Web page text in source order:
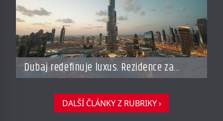
Dubaj redefinuje luxus. Rezidence za
miliardy dnes připomínají soukromé
resorty budoucnosti
DALŠÍ ČLÁNKY Z RUBRIKY ›